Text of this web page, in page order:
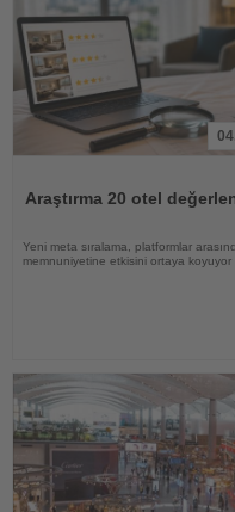
Araştırma 20 otel
Yeni meta sıralama, platformlar
memnuniyetine etkisini ortaya koyuyor